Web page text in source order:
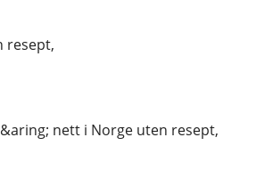
resept,
nett i Norge uten resept,